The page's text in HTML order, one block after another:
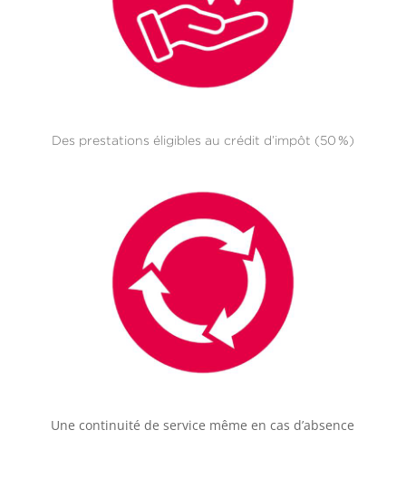
Des prestations éligibles au crédit d’impôt (50 %)
Une continuité de service même en cas d’absence